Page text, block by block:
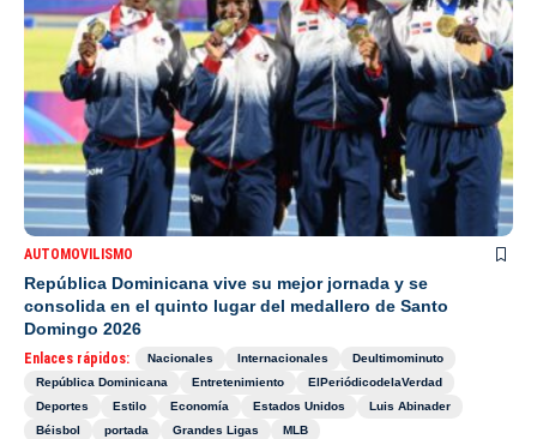
AUTOMOVILISMO
República Dominicana vive su mejor jornada y se
consolida en el quinto lugar del medallero de Santo
Domingo 2026
Enlaces rápidos: Nacionales Internacionales
Deultimominuto
República Dominicana
Entretenimiento
ElPeriódicodelaVerdad
Deportes
Estilo Economía Estados Unidos
Luis Abinader
Béisbol
portada Grandes Ligas MLB